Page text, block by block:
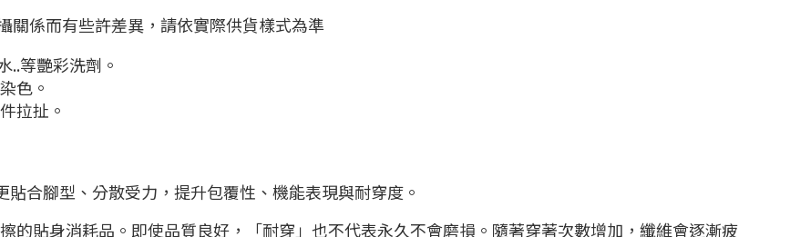
關係而有些許差異，請依實際供貨樣式為準
..等艷彩洗劑。
色。
拉扯。
合腳型、分散受力，提升包覆性、機能表現與耐穿度。
的貼身消耗品。即使品質良好，「耐穿」也不代表永久不會磨損。隨著穿著次數增加，纖維會逐漸疲